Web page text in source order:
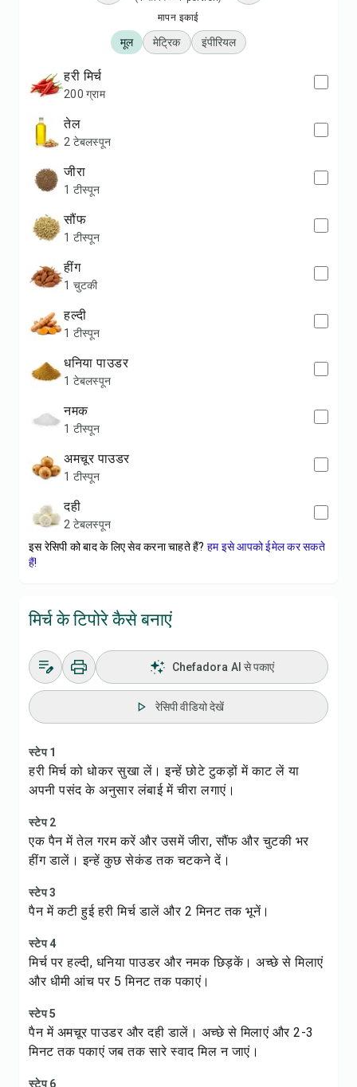
मापन इकाई
मूल मेट्रिक इंपीरियल
हरी मिर्च
200 ग्राम
तेल
2 टेबलस्पून
जीरा
1 टीस्पून
सौंफ
1 टीस्पून
हींग
1 चुटकी
हल्दी
1 टीस्पून
धनिया पाउडर
1 टेबलस्पून
नमक
1 टीस्पून
अमचूर पाउडर
1 टीस्पून
दही
2 टेबलस्पून
इस रेसिपी को बाद के लिए सेव करना चाहते हैं? हम इसे आपको ईमेल कर सकते
हैं!
मिर्च के टिपोरे कैसे बनाएं
Chefadora AI से पकाएं
रेसिपी वीडियो देखें
स्टेप 1
हरी मिर्च को धोकर सुखा लें। इन्हें छोटे टुकड़ों में काट लें या
अपनी पसंद के अनुसार लंबाई में चीरा लगाएं।
स्टेप 2
एक पैन में तेल गरम करें और उसमें जीरा, सौंफ और चुटकी भर
हींग डालें। इन्हें कुछ सेकंड तक चटकने दें।
स्टेप 3
पैन में कटी हुई हरी मिर्च डालें और 2 मिनट तक भूनें।
स्टेप 4
मिर्च पर हल्दी, धनिया पाउडर और नमक छिड़कें। अच्छे से मिलाएं
और धीमी आंच पर 5 मिनट तक पकाएं।
स्टेप 5
पैन में अमचूर पाउडर और दही डालें। अच्छे से मिलाएं और 2-3
मिनट तक पकाएं जब तक सारे स्वाद मिल न जाएं।
स्टेप 6